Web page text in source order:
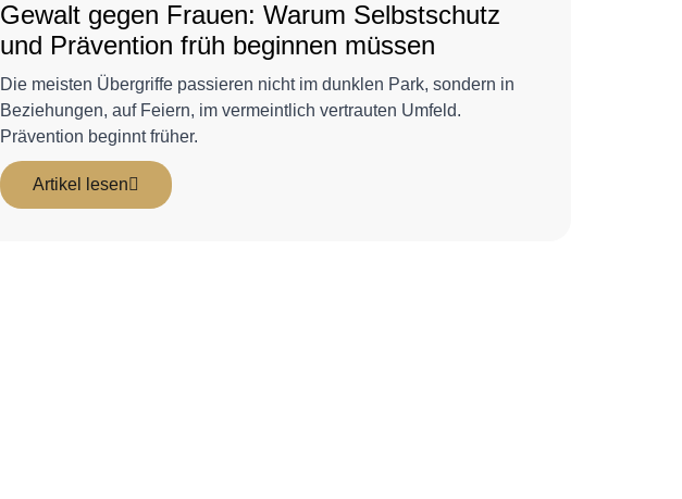
Gewalt gegen Frauen: Warum Selbstschutz
und Prävention früh beginnen müssen
Die meisten Übergriffe passieren nicht im dunklen Park, sondern in
Beziehungen, auf Feiern, im vermeintlich vertrauten Umfeld.
Prävention beginnt früher.
Artikel lesen